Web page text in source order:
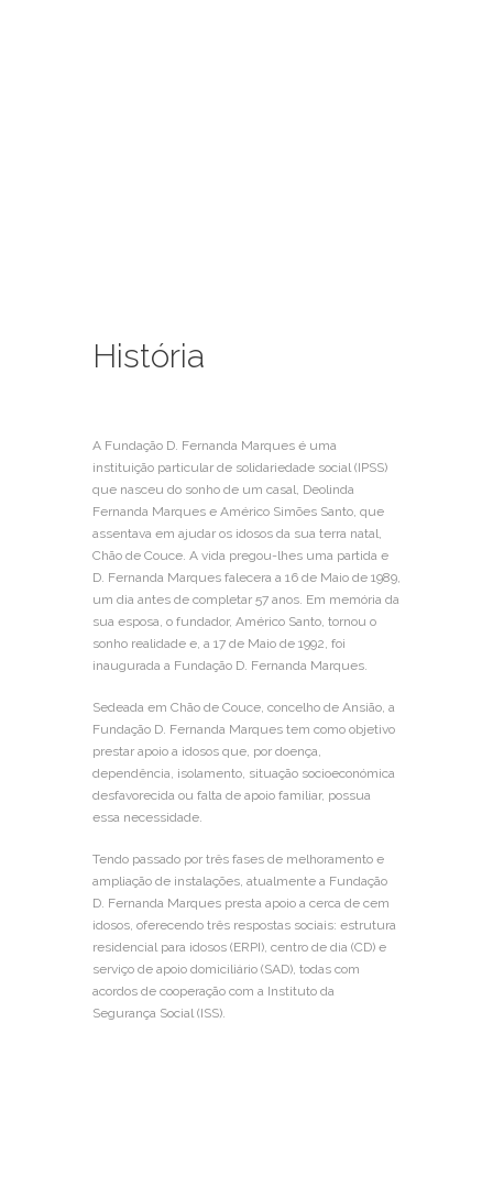
História
A Fundação D. Fernanda Marques é uma
instituição particular de solidariedade social (IPSS)
que nasceu do sonho de um casal, Deolinda
Fernanda Marques e Américo Simões Santo, que
assentava em ajudar os idosos da sua terra natal,
Chão de Couce. A vida pregou-lhes uma partida e
D. Fernanda Marques falecera a 16 de Maio de 1989,
um dia antes de completar 57 anos. Em memória da
sua esposa, o fundador, Américo Santo, tornou o
sonho realidade e, a 17 de Maio de 1992, foi
inaugurada a Fundação D. Fernanda Marques.
Sedeada em Chão de Couce, concelho de Ansião, a
Fundação D. Fernanda Marques tem como objetivo
prestar apoio a idosos que, por doença,
dependência, isolamento, situação socioeconómica
desfavorecida ou falta de apoio familiar, possua
essa necessidade.
Tendo passado por três fases de melhoramento e
ampliação de instalações, atualmente a Fundação
D. Fernanda Marques presta apoio a cerca de cem
idosos, oferecendo três respostas sociais: estrutura
residencial para idosos (ERPI), centro de dia (CD) e
serviço de apoio domiciliário (SAD), todas com
acordos de cooperação com a Instituto da
Segurança Social (ISS).